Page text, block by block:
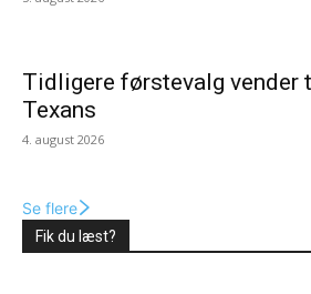
Tidligere førstevalg vender
Texans
4. august 2026
Se flere
Fik du læst?